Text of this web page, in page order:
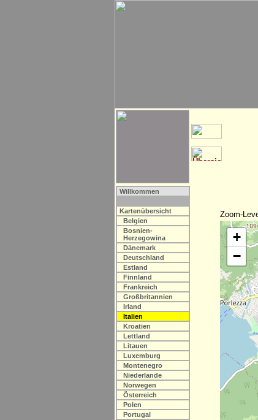
Willkommen
Kartenübersicht
Belgien
Bosnien-
Herzegowina
Dänemark
Deutschland
Estland
Finnland
Frankreich
Großbritannien
Irland
Italien
Kroatien
Lettland
Litauen
Luxemburg
Montenegro
Niederlande
Norwegen
Österreich
Polen
Portugal
Zoom-
+
−